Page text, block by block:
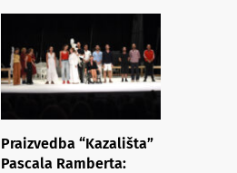
Praizvedba “Kazališta”
Pascala Ramberta: